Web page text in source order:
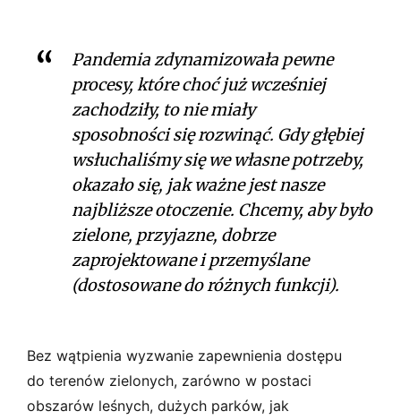
Pandemia zdynamizowała pewne
procesy, które choć już wcześniej
zachodziły, to nie miały
sposobności się rozwinąć. Gdy głębiej
wsłuchaliśmy się we własne potrzeby,
okazało się, jak ważne jest nasze
najbliższe otoczenie. Chcemy, aby było
zielone, przyjazne, dobrze
zaprojektowane i przemyślane
(dostosowane do różnych funkcji).
Bez wątpienia wyzwanie zapewnienia dostępu
do terenów zielonych, zarówno w postaci
obszarów leśnych, dużych parków, jak